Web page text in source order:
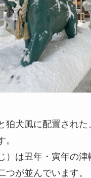
狛犬風に配置された
）は丑年・寅年の津
つが並んでいます。